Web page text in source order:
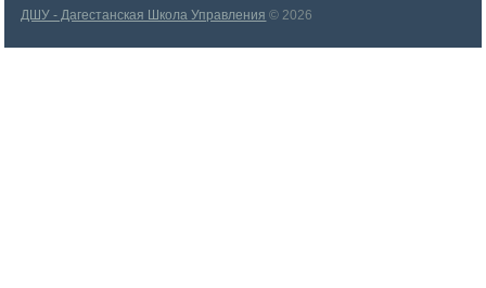
ДШУ - Дагестанская Школа Управления © 2026